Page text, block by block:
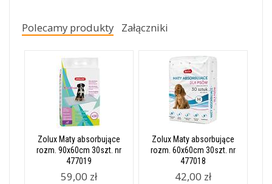
Polecamy produkty Załączniki
Zolux Maty absorbujące
rozm. 90x60cm 30szt. nr
477019
59,00 zł
Zolux Maty absorbujące
rozm. 60x60cm 30szt. nr
477018
42,00 zł